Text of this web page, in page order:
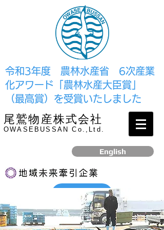
​令和3年度 農林水産省 6次産業
化アワード「農林水産大臣賞」
（最高賞）を受賞いたしました
尾鷲物産株式会社
OWASEBUSSAN Co.,Ltd.
English
リンク
​2017年12月、経済産業省より認定されました